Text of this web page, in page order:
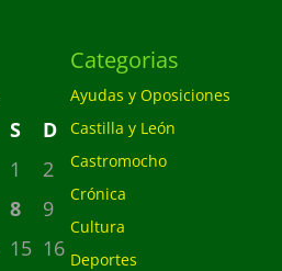
S
D
1
2
8
9
15 16
Categorias
Ayudas y Oposiciones
Castilla y León
Castromocho
Crónica
Cultura
Deportes